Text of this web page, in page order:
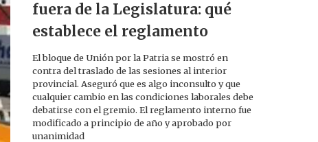
fuera de la Legislatura: qué
establece el reglamento
El bloque de Unión por la Patria se mostró en
contra del traslado de las sesiones al interior
provincial. Aseguró que es algo inconsulto y que
cualquier cambio en las condiciones laborales debe
debatirse con el gremio. El reglamento interno fue
modificado a principio de año y aprobado por
unanimidad